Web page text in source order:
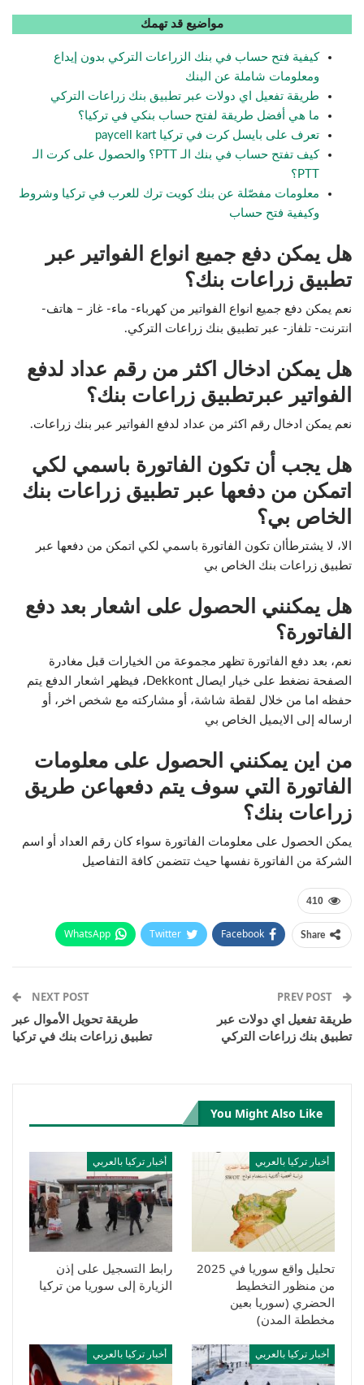
مواضيع قد تهمك
كيفية فتح حساب في بنك الزراعات التركي بدون إيداع
ومعلومات شاملة عن البنك
طريقة تفعيل اي دولات عبر تطبيق بنك زراعات التركي
ما هي أفضل طريقة لفتح حساب بنكي في تركيا؟
تعرف على بايسل كرت في تركيا paycell kart
كيف تفتح حساب في بنك الـ PTT؟ والحصول على كرت الـ
PTT؟
معلومات مفصّلة عن بنك كويت ترك للعرب في تركيا وشروط
وكيفية فتح حساب
هل يمكن دفع جميع انواع الفواتير عبر
تطبيق زراعات بنك؟
نعم يمكن دفع جميع انواع الفواتير من كهرباء- ماء- غاز – هاتف-
انترنت- تلفاز- عبر تطبيق بنك زراعات التركي.
هل يمكن ادخال اكثر من رقم عداد لدفع
الفواتير عبرتطبيق زراعات بنك؟
نعم يمكن ادخال رقم اكثر من عداد لدفع الفواتير عبر بنك زراعات.
هل يجب أن تكون الفاتورة باسمي لكي
اتمكن من دفعها عبر تطبيق زراعات بنك
الخاص بي؟
الا، لا يشترطأان تكون الفاتورة باسمي لكي اتمكن من دفعها عبر
تطبيق زراعات بنك الخاص بي
هل يمكنني الحصول على اشعار بعد دفع
الفاتورة؟
نعم، بعد دفع الفاتورة تظهر مجموعة من الخيارات قبل مغادرة
الصفحة نضغط على خيار ايصال Dekkont، فيظهر اشعار الدفع يتم
حفظه اما من خلال لقطة شاشة، أو مشاركته مع شخص اخر، أو
ارساله إلى الايميل الخاص بي
من اين يمكنني الحصول على معلومات
الفاتورة التي سوف يتم دفعهاعن طريق
زراعات بنك؟
يمكن الحصول على معلومات الفاتورة سواء كان رقم العداد أو اسم
الشركة من الفاتورة نفسها حيث تتضمن كافة التفاصيل
410
Share
Facebook
Twitter
WhatsApp
طريقة تفعيل اي دولات عبر
تطبيق بنك زراعات التركي
NEXT POST
طريقة تحويل الأموال عبر
تطبيق زراعات بنك في تركيا
You Might Also Like
أخبار تركيا بالعربي
تحليل واقع سوريا في 2025
من منظور التخطيط
الحضري (سوريا بعين
مخططة المدن)
أخبار تركيا بالعربي
رابط التسجيل على إذن
الزيارة إلى سوريا من تركيا
أخبار تركيا بالعربي أخبار تركيا بالعربي